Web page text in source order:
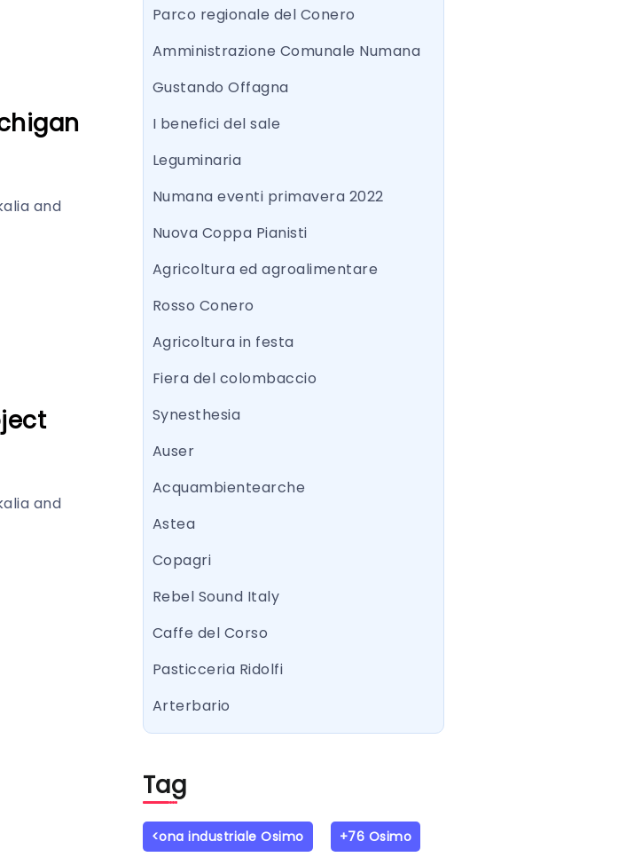
and
and
Parco regionale del Conero
Amministrazione Comunale Numana
Gustando Offagna
I benefici del sale
Leguminaria
Numana eventi primavera 2022
Nuova Coppa Pianisti
Agricoltura ed agroalimentare
Rosso Conero
Agricoltura in festa
Fiera del colombaccio
Synesthesia
Auser
Acquambientearche
Astea
Copagri
Rebel Sound Italy
Caffe del Corso
Pasticceria Ridolfi
Arterbario
Tag
<ona industriale Osimo +76 Osimo